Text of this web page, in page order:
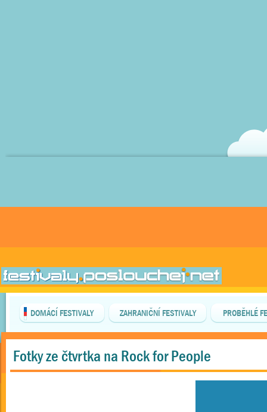
DOMÁCÍ FESTIVALY ZAHRANIČNÍ FESTIVALY PROBĚHLÉ
Fotky ze čtvrtka na Rock for People